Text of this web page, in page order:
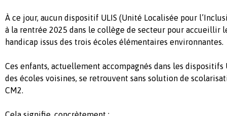
À ce jour, aucun dispositif ULIS (Unité Localisée pour
à la rentrée 2025 dans le collège de secteur pour accueillir
handicap issus des trois écoles élémentaires environnantes.
Ces enfants, actuellement accompagnés dans les dispositifs
des écoles voisines, se retrouvent sans solution de
CM2.